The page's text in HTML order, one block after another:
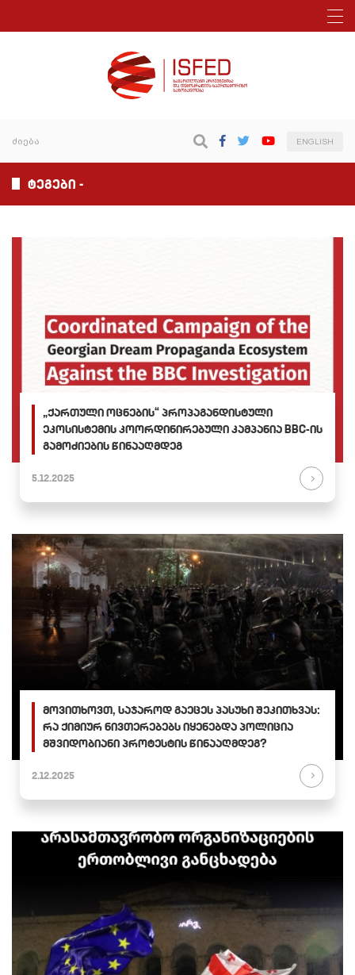
ENGLISH
ტეგები -
„ქართული ოცნების“ პროპაგანდისტული
ეკოსისტემის კოორდინირებული კამპანია BBC-ის
გამოძიების წინააღმდეგ
5.12.2025
მოვითხოვთ, საჯაროდ გაეცეს პასუხი შეკითხვას:
რა ქიმიურ ნივთერებებს იყენებდა პოლიცია
მშვიდობიანი პროტესტის წინააღმდეგ?
2.12.2025